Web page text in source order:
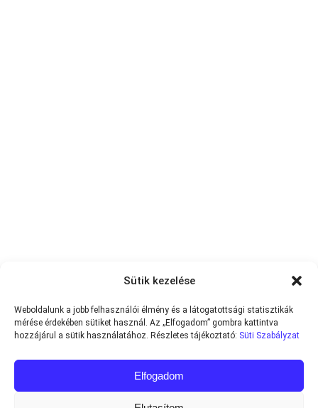
Sütik kezelése
Weboldalunk a jobb felhasználói élmény és a látogatottsági statisztikák
mérése érdekében sütiket használ. Az „Elfogadom” gombra kattintva
hozzájárul a sütik használatához. Részletes tájékoztató: Süti Szabályzat
Elfogadom